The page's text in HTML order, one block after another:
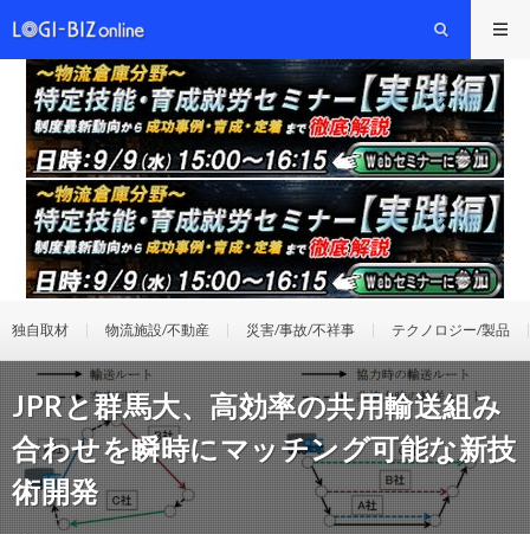
独自取材 物流施設/不動産 災害/事故/不祥事 テクノロジー/製品
JPRと群馬大、高効率の共用輸送組み
合わせを瞬時にマッチング可能な新技
術開発